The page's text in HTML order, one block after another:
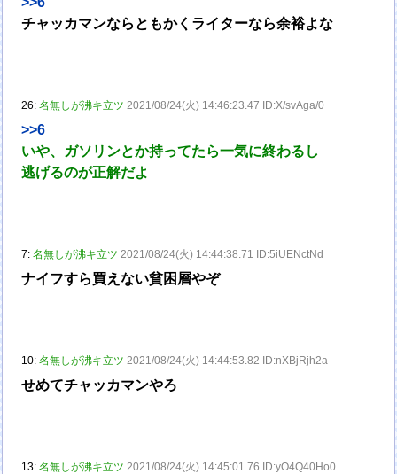
チャッカマンならともかくライターなら余裕よな
26:名無しが沸キ立ツ 2021/08/24(火) 14:46:23.47 ID:X/svAga/0
>>6
いや、ガソリンとか持ってたら一気に終わるし
逃げるのが正解だよ
7:名無しが沸キ立ツ 2021/08/24(火) 14:44:38.71 ID:5iUENctNd
ナイフすら買えない貧困層やぞ
10:名無しが沸キ立ツ 2021/08/24(火) 14:44:53.82 ID:nXBjRjh2a
せめてチャッカマンやろ
13:名無しが沸キ立ツ 2021/08/24(火) 14:45:01.76 ID:yO4Q40Ho0